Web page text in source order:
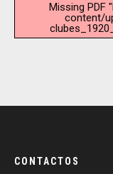
Missing
content/
CONTACTOS